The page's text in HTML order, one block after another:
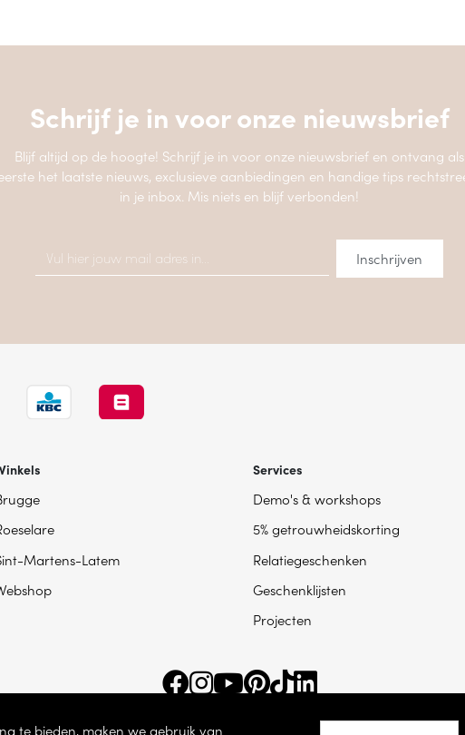
Schrijf je in voor onze nieuwsbrief
Blijf altijd op de hoogte! Schrijf je in voor onze nieuwsbrief en ontvang als
het laatste nieuws, exclusieve aanbiedingen en handige tips
in je inbox. Mis niets en blijf verbonden!
Martens-Latem
Services
Demo's & workshops
5% getrouwheidskorting
Relatiegeschenken
Geschenklijsten
Projecten
te bieden, maken we gebruik van